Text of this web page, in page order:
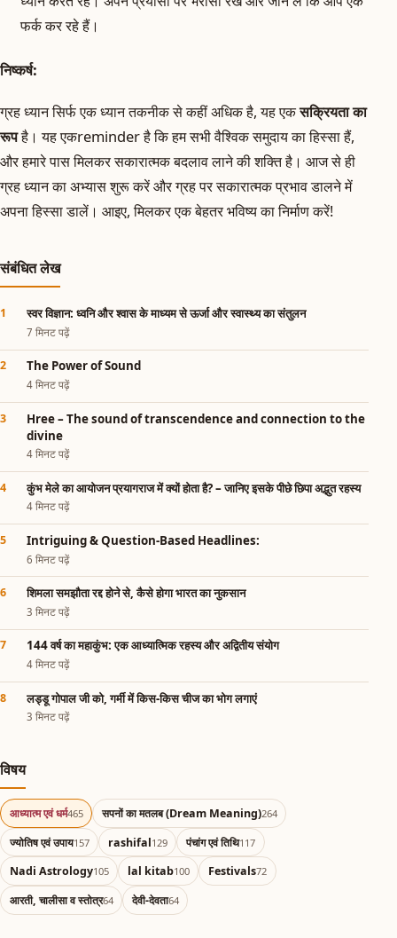
फर्क कर रहे हैं।
निष्कर्ष:
ग्रह ध्यान सिर्फ एक ध्यान तकनीक से कहीं अधिक है, यह एकसक्रियता का
रूपहै। यह एकreminder है कि हम सभी वैश्विक समुदाय का हिस्सा हैं,
और हमारे पास मिलकर सकारात्मक बदलाव लाने की शक्ति है। आज से ही
ग्रह ध्यान का अभ्यास शुरू करें और ग्रह पर सकारात्मक प्रभाव डालने में
अपना हिस्सा डालें। आइए, मिलकर एक बेहतर भविष्य का निर्माण करें!
संबंधित लेख
स्वर विज्ञान: ध्वनि और श्वास के माध्यम से ऊर्जा और स्वास्थ्य का संतुलन
7 मिनट पढ़ें
The Power of Sound
4 मिनट पढ़ें
Hree – The sound of transcendence and connection to the
divine
4 मिनट पढ़ें
कुंभ मेले का आयोजन प्रयागराज में क्यों होता है? – जानिए इसके पीछे छिपा अद्भुत रहस्य
4 मिनट पढ़ें
Intriguing & Question-Based Headlines:
6 मिनट पढ़ें
शिमला समझौता रद्द होने से, कैसे होगा भारत का नुकसान
3 मिनट पढ़ें
144 वर्ष का महाकुंभ: एक आध्यात्मिक रहस्य और अद्वितीय संयोग
4 मिनट पढ़ें
लड्डू गोपाल जी को, गर्मी में किस-किस चीज का भोग लगाएं
3 मिनट पढ़ें
विषय
आध्यात्म एवं धर्म465 सपनों का मतलब (Dream Meaning)264
ज्योतिष एवं उपाय157 rashifal129 पंचांग एवं तिथि117
Nadi Astrology105 lal kitab100 Festivals72
आरती, चालीसा व स्तोत्र64 देवी-देवता64